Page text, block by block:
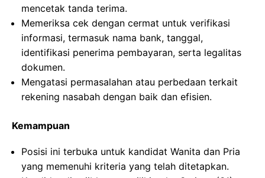
mencetak tanda terima.
Memeriksa cek dengan cermat untuk verifikasi
informasi, termasuk nama bank, tanggal,
identifikasi penerima pembayaran, serta legalitas
dokumen.
Mengatasi permasalahan atau perbedaan terkait
rekening nasabah dengan baik dan efisien.
Kemampuan
Posisi ini terbuka untuk kandidat Wanita dan Pria
yang memenuhi kriteria yang telah ditetapkan.